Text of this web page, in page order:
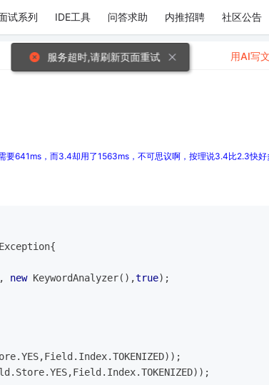
试系列 IDE工具 问答求助 内推招聘 社区公告
641ms，而3.4却用了1563ms，不可思议啊，按理说3.4比2.3快好
{
, new KeywordAnalyzer(),true);
用AI写
服务超时,请刷新页面重试